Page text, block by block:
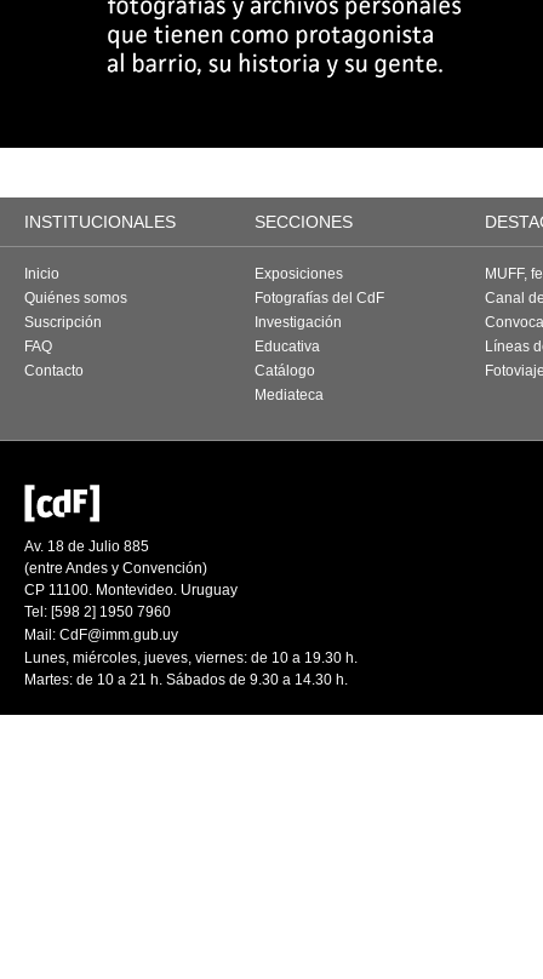
INSTITUCIONALES SECCIONES
Inicio
Quiénes somos
Suscripción
FAQ
Contacto
Exposiciones
Fotografías del CdF
Investigación
Educativa
Catálogo
Mediateca
MUFF,
Canal
Líneas
Av. 18 de Julio 885
(entre Andes y Convención)
CP 11100. Montevideo. Uruguay
Tel: [598 2] 1950 7960
Mail: CdF@imm.gub.uy
Lunes, miércoles, jueves, viernes: de 10 a 19.30 h.
Martes: de 10 a 21 h. Sábados de 9.30 a 14.30 h.